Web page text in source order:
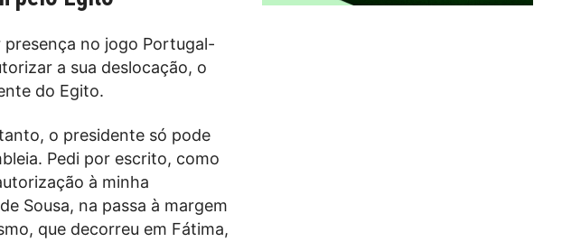
presença no jogo Portugal-
a sua deslocação, o
do Egito.
o presidente só pode
Pedi por escrito, como
à minha
Sousa, na passa à margem
que decorreu em Fátima,